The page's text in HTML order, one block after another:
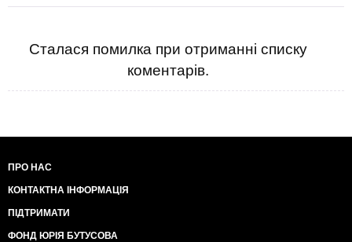
Сталася помилка при отриманні списку
коментарів.
ПРО НАС
КОНТАКТНА ІНФОРМАЦІЯ
ПІДТРИМАТИ
ФОНД ЮРІЯ БУТУСОВА